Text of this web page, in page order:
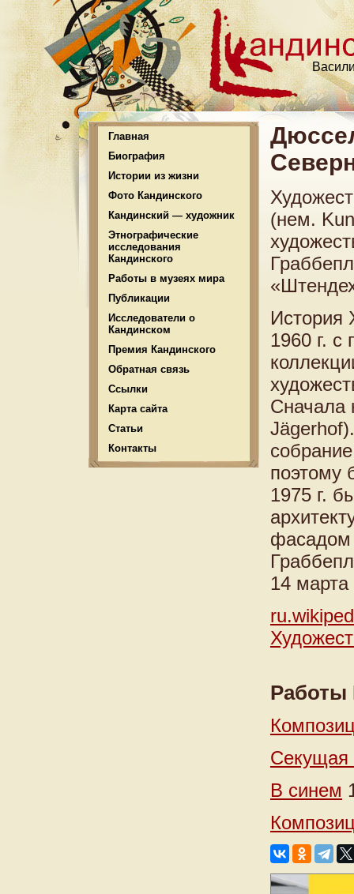
Главная
Биография
Истории из жизни
Фото Кандинского
Кандинский — художник
Этнографические
исследования
Кандинского
Работы в музеях мира
Публикации
Исследователи о
Кандинском
Премия Кандинского
Обратная связь
Ссылки
Карта сайта
Статьи
Контакты
(нем.
История
1960 г. с
Сначала
поэтому
1975 г.
фасадом
14 марта
Работы
Секущая
В синем